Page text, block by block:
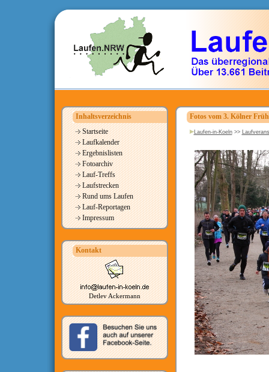
Inhaltsverzeichnis
Startseite
Laufkalender
Ergebnislisten
Fotoarchiv
Lauf-Treffs
Laufstrecken
Rund ums Laufen
Lauf-Reportagen
Impressum
Kontakt
Detlev Ackermann
Fotos vom 3. Kölner
Laufen-in-Koeln>>